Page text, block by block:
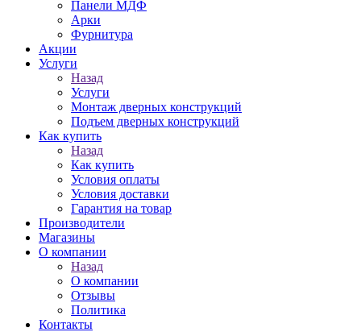
Панели МДФ
Арки
Фурнитура
Акции
Услуги
Назад
Услуги
Монтаж дверных конструкций
Подъем дверных конструкций
Как купить
Назад
Как купить
Условия оплаты
Условия доставки
Гарантия на товар
Производители
Магазины
О компании
Назад
О компании
Отзывы
Политика
Контакты